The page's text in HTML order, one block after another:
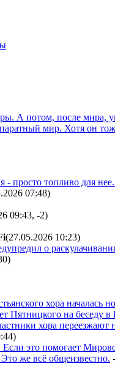
А потом, после мира,
мир. Хотя он
просто топливо для
07:48)
09:43, -2)
(27.05.2026 10:23)
о
)
хора началась
Пятницкого на беседу
хора переезжают
)
это помогает
же всё общеизвестно. -